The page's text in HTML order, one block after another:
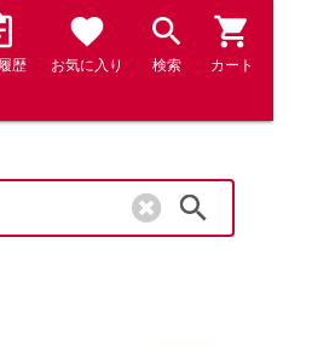
歴 お気に入り 検索 カート